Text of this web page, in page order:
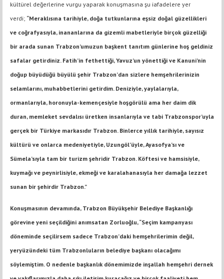
kültürel değerlerine vurgu yaparak konuşmasına şu iafadelere yer
verdi; “Meraklısına tarihiyle, doğa tutkunlarına eşsiz doğal güzellikleri
ve coğrafyasıyla, inananlarına da gizemli mabetleriyle birçok güzelliği
bir arada sunan Trabzon’umuzun başkent tanıtım günlerine hoş geldiniz
safalar getirdiniz. Fatih’in fethettiği, Yavuz’un yönettiği ve Kanuni’nin
doğup büyüdüğü büyülü şehir Trabzon’dan sizlere hemşehrilerinizin
selamlarını, muhabbetlerini getirdim. Deniziyle, yaylalarıyla,
ormanlarıyla, horonuyla-kemençesiyle hoşgörülü ama her daim dik
duran, memleket sevdalısı üretken insanlarıyla ve tabi Trabzonspor’uyla
gerçek bir Türkiye markasıdır Trabzon. Binlerce yıllık tarihiyle, sayısız
kültürü ve onlarca medeniyetiyle, Uzungöl’üyle, Ayasofya’sı ve
Sümela’sıyla tam bir turizm şehridir Trabzon. Köftesi ve hamsisiyle,
kuymağı ve peynirlisiyle, ekmeği ve karalahanasıyla her damağa lezzet
sunan bir şehirdir Trabzon.”
Konuşmasının devamında, Trabzon Büyükşehir Belediye Başkanlığı
görevine yeni seçildiğini anımsatan Zorluoğlu, “Seçim kampanyası
döneminde seçilirsem sadece Trabzon’daki hemşehrilerimin değil,
yeryüzündeki tüm Trabzonluların belediye başkanı olacağımı
söylemiştim. O nedenle başkanlık dönemimizde inşallah hemşehri dernek